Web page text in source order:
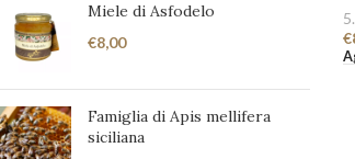
Miele di Asfodelo
€8,00
Famiglia di Apis mellifera
siciliana
€